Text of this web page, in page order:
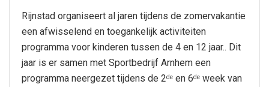
Rijnstad organiseert al jaren tijdens de zomervakantie
een afwisselend en toegankelijk activiteiten
programma voor kinderen tussen de 4 en 12 jaar.. Dit
jaar is er samen met Sportbedrijf Arnhem een
programma neergezet tijdens de 2de en 6de week van